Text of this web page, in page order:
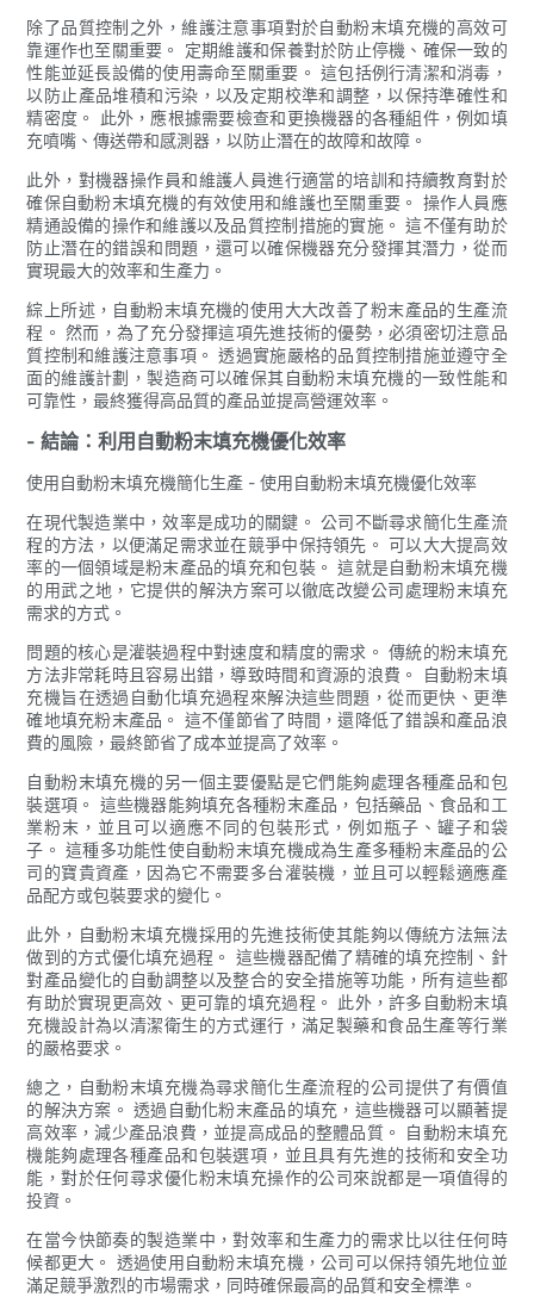
除了品質控制之外，維護注意事項對於自動粉末填充機的高效可
靠運作也至關重要。 定期維護和保養對於防止停機、確保一致的
性能並延長設備的使用壽命至關重要。 這包括例行清潔和消毒，
以防止產品堆積和污染，以及定期校準和調整，以保持準確性和
精密度。 此外，應根據需要檢查和更換機器的各種組件，例如填
充噴嘴、傳送帶和感測器，以防止潛在的故障和故障。
此外，對機器操作員和維護人員進行適當的培訓和持續教育對於
確保自動粉末填充機的有效使用和維護也至關重要。 操作人員應
精通設備的操作和維護以及品質控制措施的實施。 這不僅有助於
防止潛在的錯誤和問題，還可以確保機器充分發揮其潛力，從而
實現最大的效率和生產力。
綜上所述，自動粉末填充機的使用大大改善了粉末產品的生產流
程。 然而，為了充分發揮這項先進技術的優勢，必須密切注意品
質控制和維護注意事項。 透過實施嚴格的品質控制措施並遵守全
面的維護計劃，製造商可以確保其自動粉末填充機的一致性能和
可靠性，最終獲得高品質的產品並提高營運效率。
- 結論：利用自動粉末填充機優化效率
使用自動粉末填充機簡化生產 - 使用自動粉末填充機優化效率
在現代製造業中，效率是成功的關鍵。 公司不斷尋求簡化生產流
程的方法，以便滿足需求並在競爭中保持領先。 可以大大提高效
率的一個領域是粉末產品的填充和包裝。 這就是自動粉末填充機
的用武之地，它提供的解決方案可以徹底改變公司處理粉末填充
需求的方式。
問題的核心是灌裝過程中對速度和精度的需求。 傳統的粉末填充
方法非常耗時且容易出錯，導致時間和資源的浪費。 自動粉末填
充機旨在透過自動化填充過程來解決這些問題，從而更快、更準
確地填充粉末產品。 這不僅節省了時間，還降低了錯誤和產品浪
費的風險，最終節省了成本並提高了效率。
自動粉末填充機的另一個主要優點是它們能夠處理各種產品和包
裝選項。 這些機器能夠填充各種粉末產品，包括藥品、食品和工
業粉末，並且可以適應不同的包裝形式，例如瓶子、罐子和袋
子。 這種多功能性使自動粉末填充機成為生產多種粉末產品的公
司的寶貴資產，因為它不需要多台灌裝機，並且可以輕鬆適應產
品配方或包裝要求的變化。
此外，自動粉末填充機採用的先進技術使其能夠以傳統方法無法
做到的方式優化填充過程。 這些機器配備了精確的填充控制、針
對產品變化的自動調整以及整合的安全措施等功能，所有這些都
有助於實現更高效、更可靠的填充過程。 此外，許多自動粉末填
充機設計為以清潔衛生的方式運行，滿足製藥和食品生產等行業
的嚴格要求。
總之，自動粉末填充機為尋求簡化生產流程的公司提供了有價值
的解決方案。 透過自動化粉末產品的填充，這些機器可以顯著提
高效率，減少產品浪費，並提高成品的整體品質。 自動粉末填充
機能夠處理各種產品和包裝選項，並且具有先進的技術和安全功
能，對於任何尋求優化粉末填充操作的公司來說都是一項值得的
投資。
在當今快節奏的製造業中，對效率和生產力的需求比以往任何時
候都更大。 透過使用自動粉末填充機，公司可以保持領先地位並
滿足競爭激烈的市場需求，同時確保最高的品質和安全標準。